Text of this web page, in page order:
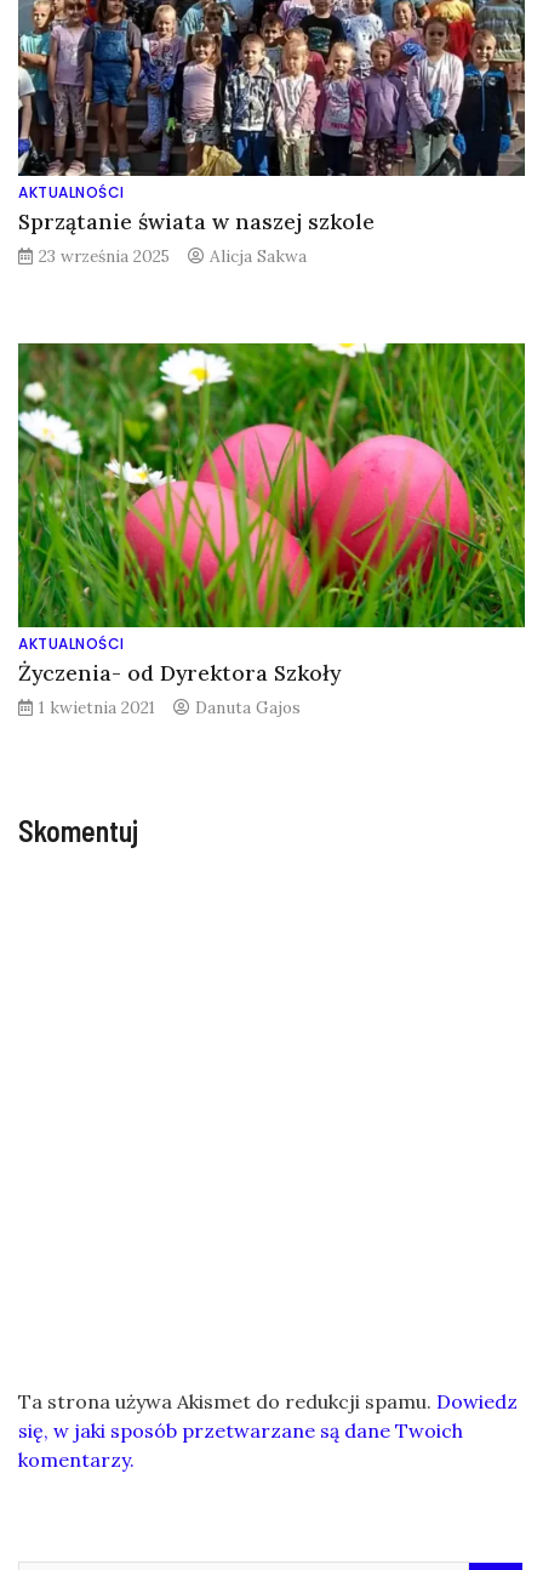
AKTUALNOŚCI
Sprzątanie świata w naszej szkole
23 września 2025 Alicja Sakwa
AKTUALNOŚCI
Życzenia- od Dyrektora Szkoły
1 kwietnia 2021 Danuta Gajos
Skomentuj
Ta strona używa Akismet do redukcji spamu. Dowiedz
się, w jaki sposób przetwarzane są dane Twoich
komentarzy.